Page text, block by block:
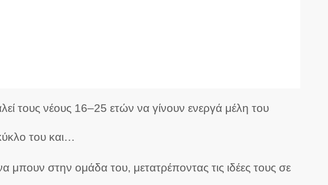
τους νέους 16–25 ετών να γίνουν ενεργά μέλη του
του και…
μπουν στην ομάδα του, μετατρέποντας τις ιδέες τους σε